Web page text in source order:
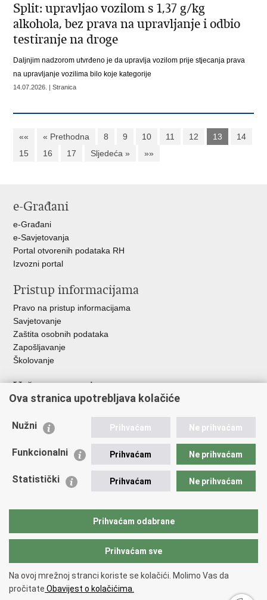
Split: upravljao vozilom s 1,37 g/kg
alkohola, bez prava na upravljanje i odbio
testiranje na droge
Daljnjim nadzorom utvrđeno je da upravlja vozilom prije stjecanja prava
na upravljanje vozilima bilo koje kategorije
14.07.2026. | Stranica
«« « Prethodna 8 9 10 11 12 13
14
15
16 17 Sljedeća » »»
e-Građani
e-Građani
e-Savjetovanja
Portal otvorenih podataka RH
Izvozni portal
Pristup informacijama
Pravo na pristup informacijama
Savjetovanje
Zaštita osobnih podataka
Zapošljavanje
Školovanje
Važne poveznice
Ministarstvo unutarnjih poslova
Udruge
Policijska akademija
Zaklada policijske solidarnosti
Vučetić"
Copyright © 2026 Policijska uprava splitsko-dalmatinska.
korištenja.Izjava o pristupačnosti.
Ova stranica upotrebljava kolačiće
Nužni Prihvaćam Ne prihvaćam
Funkcionalni Prihvaćam Ne prihvaćam
Statistički Prihvaćam Ne prihvaćam
Prihvaćam odabrane
Prihvaćam sve
Na ovoj mrežnoj stranci koriste se kolačići. Molimo Vas da
pročitate Obavijest o kolačićima.